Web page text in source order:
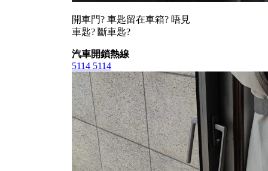
開車門? 車匙留在車箱? 唔見
車匙? 斷車匙?
汽車開鎖熱線
5114 5114